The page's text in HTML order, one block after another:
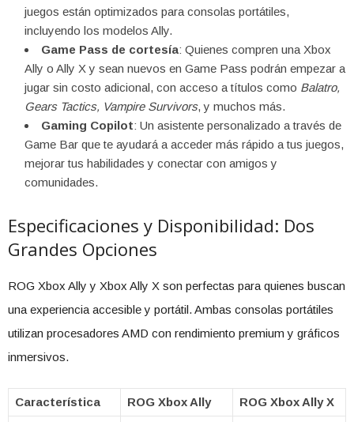
juegos están optimizados para consolas portátiles,
incluyendo los modelos Ally.
Game Pass de cortesía: Quienes compren una Xbox
Ally o Ally X y sean nuevos en Game Pass podrán empezar a
jugar sin costo adicional, con acceso a títulos como Balatro,
Gears Tactics, Vampire Survivors, y muchos más.
Gaming Copilot: Un asistente personalizado a través de
Game Bar que te ayudará a acceder más rápido a tus juegos,
mejorar tus habilidades y conectar con amigos y
comunidades.
Especificaciones y Disponibilidad: Dos
Grandes Opciones
ROG Xbox Ally y Xbox Ally X son perfectas para quienes buscan
una experiencia accesible y portátil. Ambas consolas portátiles
utilizan procesadores AMD con rendimiento premium y gráficos
inmersivos.
Característica ROG Xbox Ally ROG Xbox Ally X